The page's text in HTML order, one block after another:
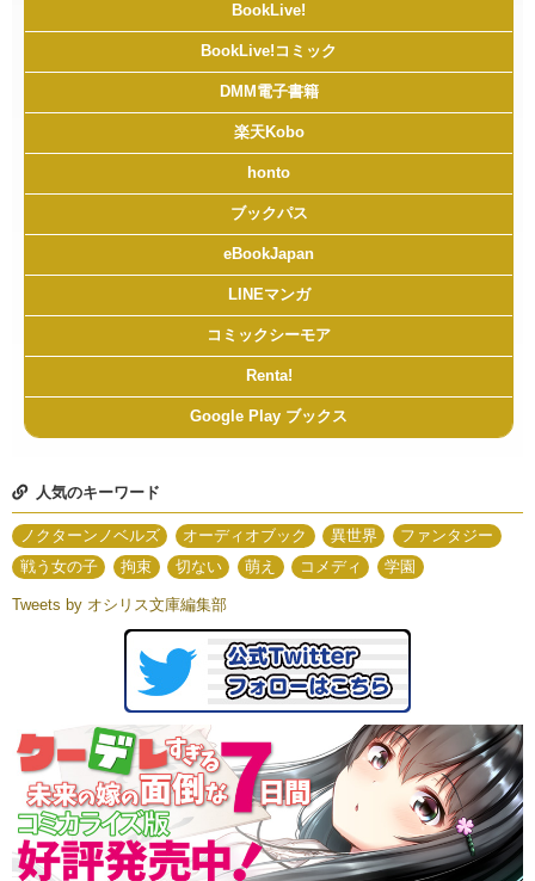
BookLive!
BookLive!コミック
DMM電子書籍
楽天Kobo
honto
ブックパス
eBookJapan
LINEマンガ
コミックシーモア
Renta!
Google Play ブックス
人気のキーワード
ノクターンノベルズ オーディオブック 異世界
ファンタジー
戦う女の子
拘束 切ない 萌え コメディ 学園
Tweets by オシリス文庫編集部